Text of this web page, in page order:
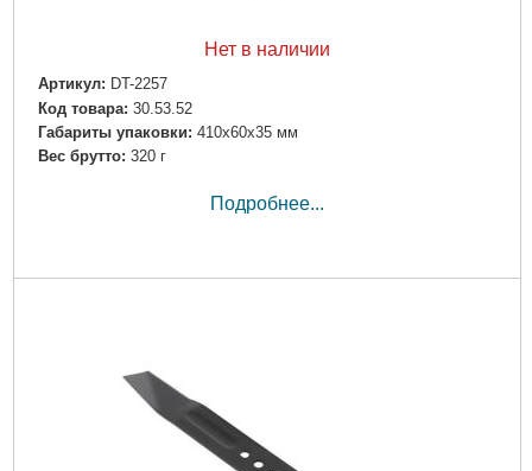
Нет в наличии
Артикул: DT-2257
Код товара: 30.53.52
Габариты упаковки: 410x60x35 мм
Вес брутто: 320 г
Подробнее...